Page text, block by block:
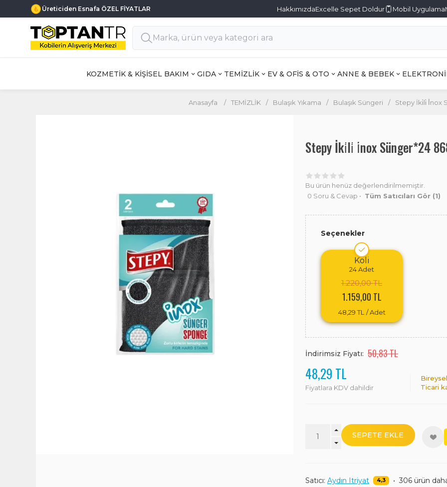
Üreticiden Esnafa ÖZEL FİYATLAR HakkımızdaExcelle Sepet Doldur Mobil Uygulama
KOZMETİK & KİŞİSEL BAKIM GIDA TEMİZLİK EV & OFİS & OTO ANNE & BEBEK
Anasayfa / TEMİZLİK / Bulaşık Yıkama / Bulaşık Süngeri / Stepy İki̇li̇ İ̇nox
Stepy İki̇li̇ İ̇nox Sünger*24
Bu ürün henüz değerlendirilmemiştir.
0 Soru & Cevap • Tüm Satıcıları Gör (1)
Seçenekler
Koli
24Adet
1.220,00 TL
1.159,00 TL
48,29 TL / Adet
İndirimsiz Fiyatı: 50,83 TL
48,29 TL
Fiyatlara KDV dahildir
Ticari
SEPETE EKLE
Satıcı: Aydın Itriyat 4,3 • 306 ürün